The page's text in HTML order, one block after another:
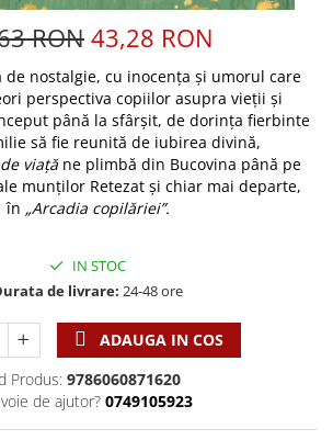
RON 43,28 RON
nostalgie, cu inocenţa şi umorul care
perspectiva copiilor asupra vieţii şi
până la sfârşit, de dorinţa fierbinte
să fie reunită de iubirea divină,
viaţăne plimbă din Bucovina până pe
munţilor Retezat şi chiar mai departe,
în „Arcadia copilăriei”.
IN STOC
de livrare: 24-48 ore
ADAUGA IN COS
Produs: 9786060871620
de ajutor? 0749105923